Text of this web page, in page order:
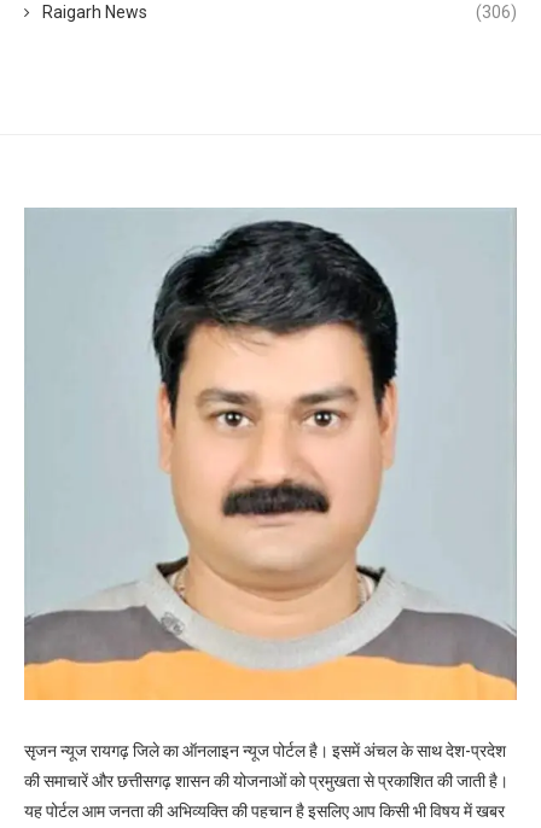
Raigarh News (306)
सृजन न्यूज रायगढ़ जिले का ऑनलाइन न्यूज पोर्टल है। इसमें अंचल के साथ देश-प्रदेश
की समाचारें और छत्तीसगढ़ शासन की योजनाओं को प्रमुखता से प्रकाशित की जाती है।
यह पोर्टल आम जनता की अभिव्यक्ति की पहचान है इसलिए आप किसी भी विषय में खबर